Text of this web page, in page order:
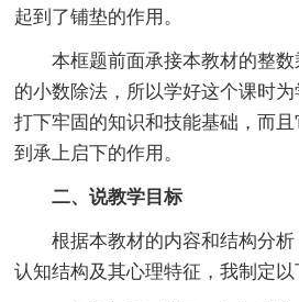
起到了铺垫的作用。
本框题前面承接本教材的整数
的小数除法，所以学好这个课时
打下牢固的知识和技能基础，而
到承上启下的作用。
二、说教学目标
根据本教材的内容和结构分析
认知结构及其心理特征，我制定以